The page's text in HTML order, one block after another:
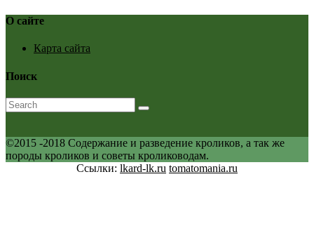
О сайте
Карта сайта
Поиск
©2015 -2018 Содержание и разведение кроликов, а так же
породы кроликов и советы кролиководам.
Ссылки: lkard-lk.ru tomatomania.ru